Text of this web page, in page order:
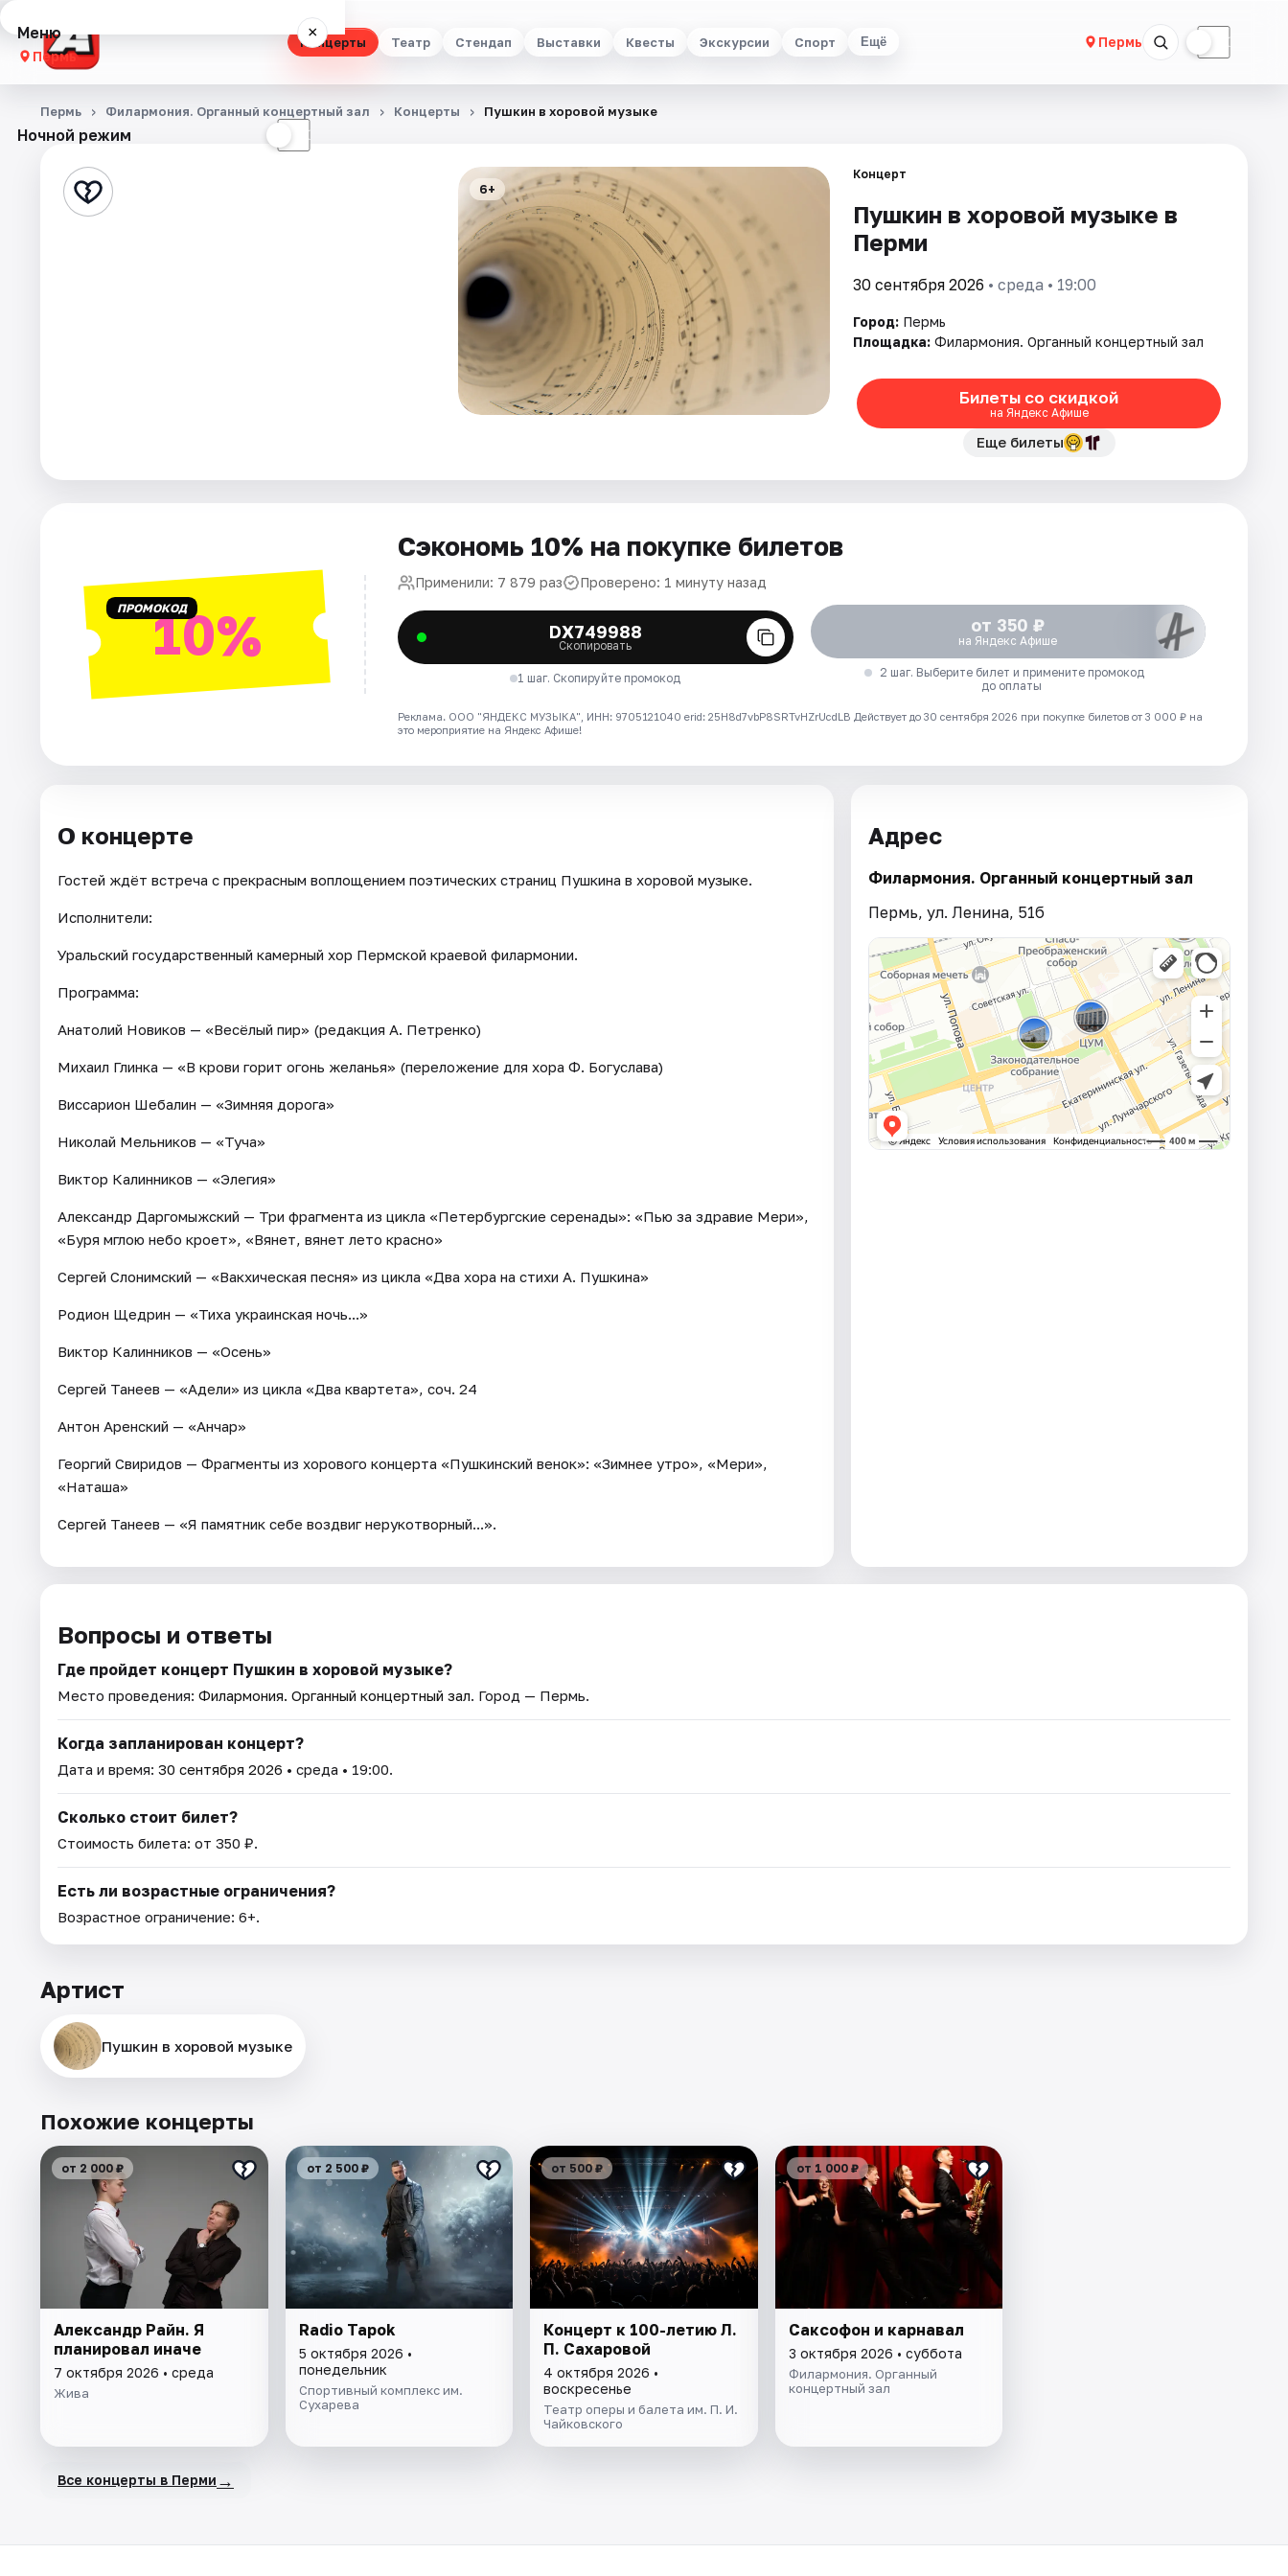
Концерты Театр Стендап Выставки Квесты Экскурсии Спорт Ещё Пермь ☾
Меню ×
Пермь
Концерты
Стендап
Города
Рейтинги
Ночной режим ☾
Пермь Филармония. Органный концертный зал Концерты Пушкин в хоровой музыке
6+
Концерт
Пушкин в хоровой музыке в
Перми
30 сентября 2026 • среда • 19:00
Город: Пермь
Площадка: Филармония. Органный концертный зал
Билеты со скидкой
на Яндекс Афише
Еще билеты
ПРОМОКОД10%
Сэкономь 10% на покупке билетов
Применили: 7 879 раз Проверено: 1 минуту назад
DX749988
Скопировать
1 шаг. Скопируйте промокод
от 350 ₽
на Яндекс Афише
2 шаг. Выберите билет и примените промокод
до оплаты
Реклама. ООО "ЯНДЕКС МУЗЫКА", ИНН: 9705121040 erid: 25H8d7vbP8SRTvHZrUcdLB Действует до 30 сентября 2026 при покупке билетов от 3 000 ₽ на
это мероприятие на Яндекс Афише!
О концерте
Гостей ждёт встреча с прекрасным воплощением поэтических страниц Пушкина в хоровой музыке.
Исполнители:
Уральский государственный камерный хор Пермской краевой филармонии.
Программа:
Анатолий Новиков — «Весёлый пир» (редакция А. Петренко)
Михаил Глинка — «В крови горит огонь желанья» (переложение для хора Ф. Богуслава)
Виссарион Шебалин — «Зимняя дорога»
Николай Мельников — «Туча»
Виктор Калинников — «Элегия»
Александр Даргомыжский — Три фрагмента из цикла «Петербургские серенады»: «Пью за здравие Мери»,
«Буря мглою небо кроет», «Вянет, вянет лето красно»
Сергей Слонимский — «Вакхическая песня» из цикла «Два хора на стихи А. Пушкина»
Родион Щедрин — «Тиха украинская ночь...»
Виктор Калинников — «Осень»
Сергей Танеев — «Адели» из цикла «Два квартета», соч. 24
Антон Аренский — «Анчар»
Георгий Свиридов — Фрагменты из хорового концерта «Пушкинский венок»: «Зимнее утро», «Мери»,
«Наташа»
Сергей Танеев — «Я памятник себе воздвиг нерукотворный...».
Адрес
Филармония. Органный концертный зал
Пермь, ул. Ленина, 51б
Вопросы и ответы
Где пройдет концерт Пушкин в хоровой музыке?
Место проведения: Филармония. Органный концертный зал. Город — Пермь.
Когда запланирован концерт?
Дата и время: 30 сентября 2026 • среда • 19:00.
Сколько стоит билет?
Стоимость билета: от 350 ₽.
Есть ли возрастные ограничения?
Возрастное ограничение: 6+.
Артист
Пушкин в хоровой музыке
Похожие концерты
от 2 000 ₽
Александр Райн. Я
планировал иначе
7 октября 2026 • среда
Жива
от 2 500 ₽
Radio Tapok
5 октября 2026 •
понедельник
Спортивный комплекс им.
Сухарева
от 500 ₽
Концерт к 100-летию Л.
П. Сахаровой
4 октября 2026 •
воскресенье
Театр оперы и балета им. П. И.
Чайковского
от 1 000 ₽
Саксофон и карнавал
3 октября 2026 • суббота
Филармония. Органный
концертный зал
Все концерты в Перми →